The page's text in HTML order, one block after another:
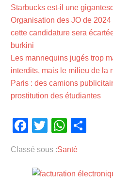
Starbucks est-il une
Organisation des JO de
cette candidature sera
burkini
Les mannequins jugés trop
interdits, mais le milieu de la
Paris : des camions
prostitution des étudiantes
Facebook
Twitter
Classé sous :Santé